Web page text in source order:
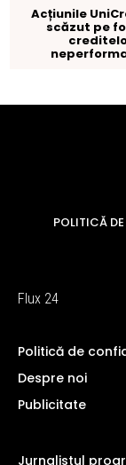
POLITICĂ
Flux 24
Politică de
Despre noi
Publicitate
Jurnalistul